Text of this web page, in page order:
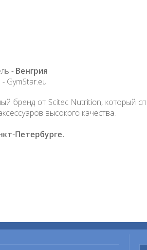
- Венгрия
- GymStar.eu
бренд от Scitec Nutrition, который
высокого качества.
Петербурге.